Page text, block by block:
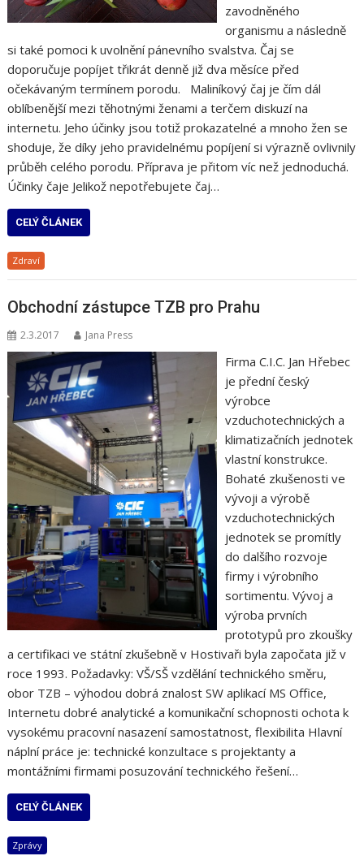
zavodněného
organismu a následně
si také pomoci k uvolnění pánevního svalstva. Čaj se
doporučuje popíjet třikrát denně již dva měsíce před
očekávaným termínem porodu. Maliníkový čaj je čím dál
oblíbenější mezi těhotnými ženami a terčem diskuzí na
internetu. Jeho účinky jsou totiž prokazatelné a mnoho žen se
shoduje, že díky jeho pravidelnému popíjení si výrazně ovlivnily
průběh celého porodu. Příprava je přitom víc než jednoduchá.
Účinky čaje Jelikož nepotřebujete čaj…
CELÝ ČLÁNEK
Zdraví
Obchodní zástupce TZB pro Prahu
2.3.2017 Jana Press
Firma C.I.C. Jan Hřebec
je přední český
výrobce
vzduchotechnických a
klimatizačních jednotek
vlastní konstrukce.
Bohaté zkušenosti ve
vývoji a výrobě
vzduchotechnických
jednotek se promítly
do dalšího rozvoje
firmy i výrobního
sortimentu. Vývoj a
výroba prvních
prototypů pro zkoušky
a certifikaci ve státní zkušebně v Hostivaři byla započata již v
roce 1993. Požadavky: VŠ/SŠ vzdělání technického směru,
obor TZB – výhodou dobrá znalost SW aplikací MS Office,
Internetu dobré analytické a komunikační schopnosti ochota k
vysokému pracovní nasazení samostatnost, flexibilita Hlavní
náplní práce je: technické konzultace s projektanty a
montážními firmami posuzování technického řešení…
CELÝ ČLÁNEK
Zprávy